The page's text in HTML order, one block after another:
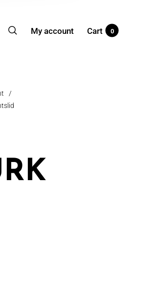
My account Cart 0
/